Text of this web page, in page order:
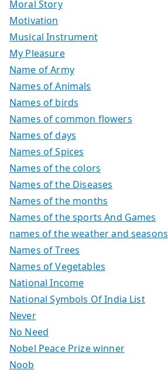
Moral Story
Motivation
Musical Instrument
My Pleasure
Name of Army
Names of Animals
Names of birds
Names of common flowers
Names of days
Names of Spices
Names of the colors
Names of the Diseases
Names of the months
Names of the sports And Games
names of the weather and seasons
Names of Trees
Names of Vegetables
National Income
National Symbols Of India List
Never
No Need
Nobel Peace Prize winner
Noob